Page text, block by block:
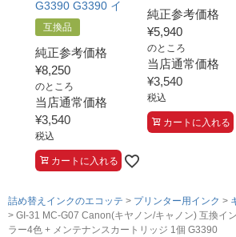
G3390 G3390 イ
互換品
純正参考価格
¥8,250
のところ
当店通常価格
¥3,540
税込
カートに入れる
純正参考価格
¥5,940
のところ
当店通常価格
¥3,540
税込
カートに入れる
詰め替えインクのエコッテ プリンター用インク
GI-31 MC-G07 Canon(キヤノン/キャノン) 互換イ
ラー4色 + メンテナンスカートリッジ 1個 G3390